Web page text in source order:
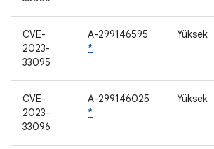
CVE-
2023-
33095
A-299146595
*
Yüksek
CVE-
2023-
33096
A-299146025
*
Yüksek